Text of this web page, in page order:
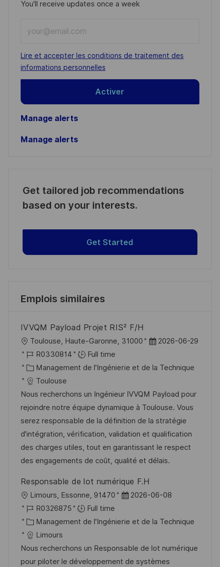
You'll receive updates once a week
Email
address
(Required)
Required
Lire et accepter les conditions de traitement des
informations personnelles
Activer
Manage alerts
Manage alerts
Get tailored job recommendations
based on your interests.
Get Started
Emplois similaires
IVVQM Payload Projet RIS² F/H
o
c
a
l
i
s
a
t
i
n
Toulouse, Haute-Garonne, 31000
D
t
d
’
a
f
f
i
h
a
e
2026-06-29
R
é
f
é
r
e
n
c
e
u
p
o
s
t
e
R0330814
Full time
C
a
t
é
g
o
r
i
Management de l'Ingénierie et de la Technique
Toulouse
Nous recherchons un Ingénieur IVVQM Payload pour
rejoindre notre équipe dynamique à Toulouse. Vous
serez responsable de la définition de la stratégie
d'intégration, vérification, validation et qualification
des charges utiles, tout en garantissant le respect
des engagements de coût, qualité et délais.
Responsable de lot numérique F.H
o
c
a
l
i
Limours, Essonne, 91470
D
t
d
’
2026-06-08
R
é
f
é
r
R0326875
Full time
C
a
t
é
Management de l'Ingénierie et de la Technique
Limours
Nous recherchons un Responsable de lot numérique
pour piloter le développement de systèmes